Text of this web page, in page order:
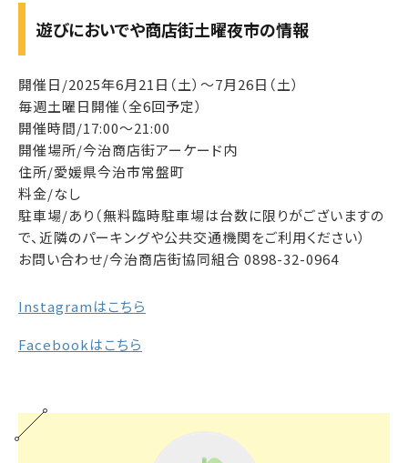
遊びにおいでや商店街土曜夜市の情報
開催日/2025年6月21日（土）～7月26日（土）
毎週土曜日開催（全6回予定）
開催時間/17:00～21:00
開催場所/今治商店街アーケード内
住所/愛媛県今治市常盤町
料金/なし
駐車場/あり（無料臨時駐車場は台数に限りがございますの
で、近隣のパーキングや公共交通機関をご利用ください）
お問い合わせ/今治商店街協同組合 0898-32-0964
Instagramはこちら
Facebookはこちら